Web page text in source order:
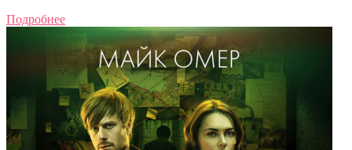
Подробнее